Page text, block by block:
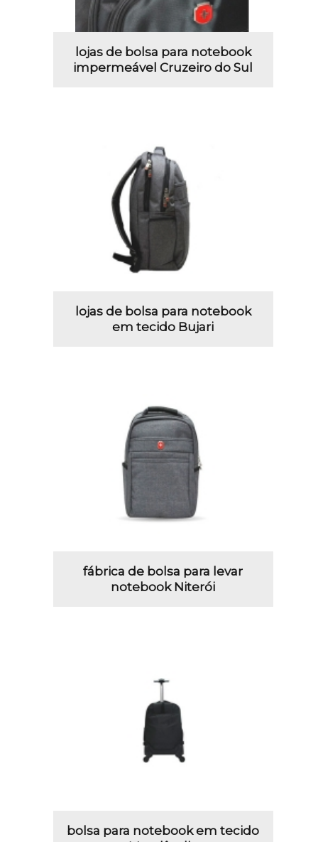
lojas de bolsa para notebook
impermeável Cruzeiro do Sul
lojas de bolsa para notebook
em tecido Bujari
fábrica de bolsa para levar
notebook Niterói
bolsa para notebook em tecido